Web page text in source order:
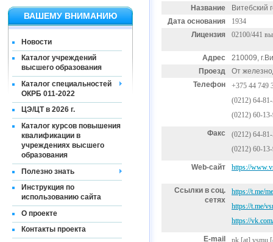
ВАШЕМУ ВНИМАНИЮ
Новости
Каталог учреждений
высшего образования
Каталог специальностей
ОКРБ 011-2022
ЦЭ/ЦТ в 2026 г.
Каталог курсов повышения
квалификации в
учреждениях высшего
образования
Полезно знать
Инструкция по
использованию сайта
О проекте
Контакты проекта
Название
Витебский
Дата основания
1934
Лицензия
02100/441
Адрес
210009,
Проезд
От
Телефон
+375 44 749
(0212) 64-
(0212) 60-
Факс
(0212) 64-81-
(0212) 60-
Web-сайт https://
Ссылки в соц.
сетях
https://t.me/
https://t.me/
https://
E-mail pk [at] vsmu